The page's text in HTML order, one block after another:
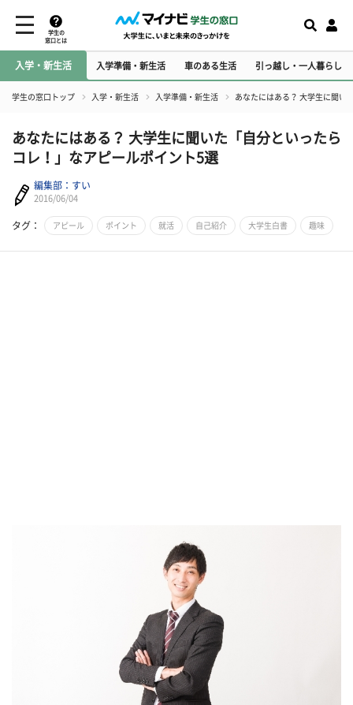
学生の
窓口とは
入学・新生活 入学準備・新生活 車のある生活 引っ越し・一人暮らし
学生の窓口トップ 入学・新生活 入学準備・新生活 あなたにはある？ 大学生に聞い
あなたにはある？ 大学生に聞いた「自分といったら
コレ！」なアピールポイント5選
編集部：すい
2016/06/04
タグ： アピール ポイント 就活 自己紹介 大学生白書 趣味